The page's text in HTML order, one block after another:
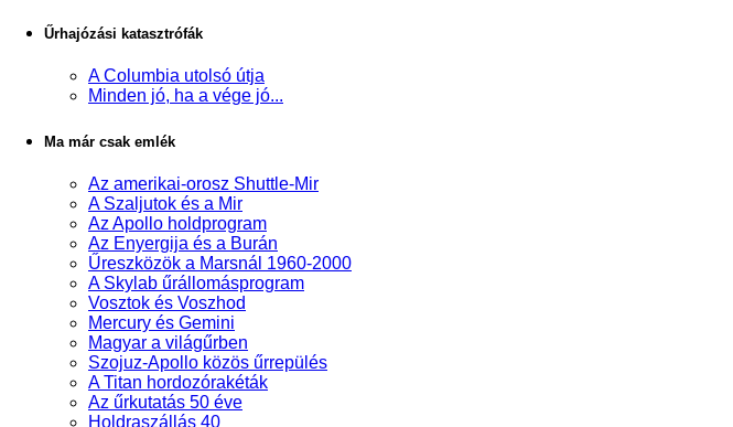
Űrhajózási katasztrófák
A Columbia utolsó útja
Minden jó, ha a vége jó...
Ma már csak emlék
Az amerikai-orosz Shuttle-Mir
A Szaljutok és a Mir
Az Apollo holdprogram
Az Enyergija és a Burán
Űreszközök a Marsnál 1960-2000
A Skylab űrállomásprogram
Vosztok és Voszhod
Mercury és Gemini
Magyar a világűrben
Szojuz-Apollo közös űrrepülés
A Titan hordozórakéták
Az űrkutatás 50 éve
Holdraszállás 40